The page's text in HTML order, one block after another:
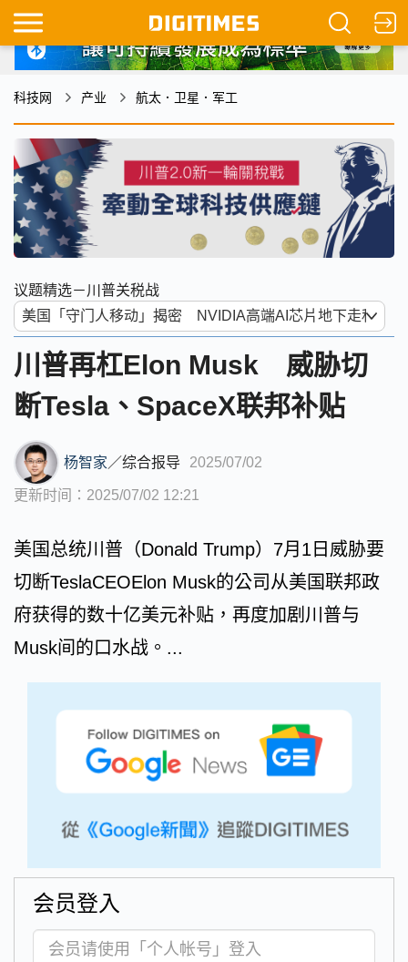
科技网 产业 航太．卫星．军工
议题精选－川普关税战
川普再杠Elon Musk 威胁切
断Tesla、SpaceX联邦补贴
杨智家 ／综合报导 2025/07/02
更新时间：2025/07/02 12:21
美国总统川普（Donald Trump）7月1日威胁要
切断TeslaCEOElon Musk的公司从美国联邦政
府获得的数十亿美元补贴，再度加剧川普与
Musk间的口水战。...
会员登入